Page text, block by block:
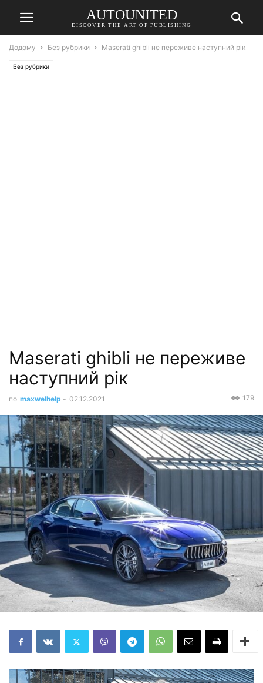
AUTOUNITED
DISCOVER THE ART OF PUBLISHING
Додому Без рубрики Maserati ghibli не переживе наступний рік
Без рубрики
Maserati ghibli не переживе
наступний рік
по maxwelhelp - 02.12.2021 179